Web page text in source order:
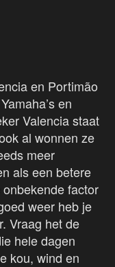
en Portimão
en
Valencia staat
al wonnen ze
meer
als een betere
factor
weer heb je
Vraag het de
hele dagen
kou, wind en